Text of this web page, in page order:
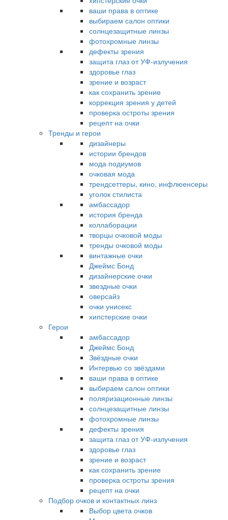
ваши права в оптике
выбираем салон оптики
солнцезащитные линзы
фотохромные линзы
дефекты зрения
защита глаз от УФ-излучения
здоровье глаз
зрение и возраст
как сохранить зрение
коррекция зрения у детей
проверка остроты зрения
рецепт на очки
Тренды и герои
дизайнеры
истории брендов
мода подиумов
очковая мода
трендсеттеры, кино, инфлюенсеры
уголок стилиста
амбассадор
история бренда
коллаборации
творцы очковой моды
тренды очковой моды
винтажные очки
Джеймс Бонд
дизайнерские очки
звездные очки
оверсайз
очки унисекс
хипстерские очки
Герои
амбассадор
Джеймс Бонд
Звёздные очки
Интервью со звёздами
ваши права в оптике
выбираем салон оптики
поляризационные линзы
солнцезащитные линзы
фотохромные линзы
дефекты зрения
защита глаз от УФ-излучения
здоровье глаз
зрение и возраст
как сохранить зрение
проверка остроты зрения
рецепт на очки
Подбор очков и контактных линз
Выбор цвета очков